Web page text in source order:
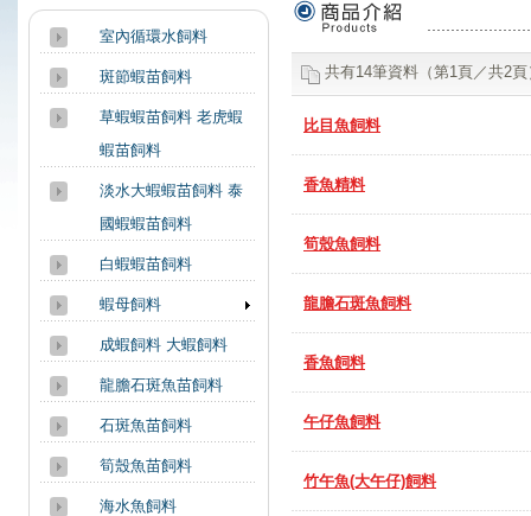
商品介紹
共有14筆資料（第1頁／共2頁
比目魚飼料
香魚精料
筍殼魚飼料
龍膽石斑魚飼料
香魚飼料
午仔魚飼料
竹午魚(大午仔)飼料
室內循環水飼料
斑節蝦苗飼料
草蝦蝦苗飼料 老虎蝦
蝦苗飼料
淡水大蝦蝦苗飼料 泰
國蝦蝦苗飼料
白蝦蝦苗飼料
蝦母飼料
成蝦飼料 大蝦飼料
龍膽石斑魚苗飼料
石斑魚苗飼料
筍殼魚苗飼料
海水魚飼料